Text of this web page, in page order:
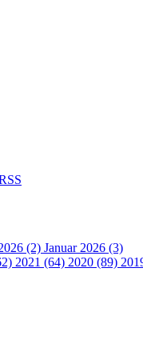
(2) Januar 2026 (3)
2021 (64) 2020 (89)